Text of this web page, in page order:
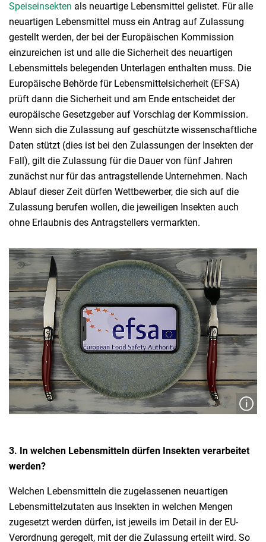
Speiseinsekten als neuartige Lebensmittel gelistet. Für alle
neuartigen Lebensmittel muss ein Antrag auf Zulassung
gestellt werden, der bei der Europäischen Kommission
einzureichen ist und alle die Sicherheit des neuartigen
Lebensmittels belegenden Unterlagen enthalten muss. Die
Europäische Behörde für Lebensmittelsicherheit (EFSA)
prüft dann die Sicherheit und am Ende entscheidet der
europäische Gesetzgeber auf Vorschlag der Kommission.
Wenn sich die Zulassung auf geschützte wissenschaftliche
Daten stützt (dies ist bei den Zulassungen der Insekten der
Fall), gilt die Zulassung für die Dauer von fünf Jahren
zunächst nur für das antragstellende Unternehmen. Nach
Ablauf dieser Zeit dürfen Wettbewerber, die sich auf die
Zulassung berufen wollen, die jeweiligen Insekten auch
ohne Erlaubnis des Antragstellers vermarkten.
3. In welchen Lebensmitteln dürfen Insekten verarbeitet
werden?
Welchen Lebensmitteln die zugelassenen neuartigen
Lebensmittelzutaten aus Insekten in welchen Mengen
zugesetzt werden dürfen, ist jeweils im Detail in der EU-
Verordnung geregelt, mit der die Zulassung erteilt wird. So